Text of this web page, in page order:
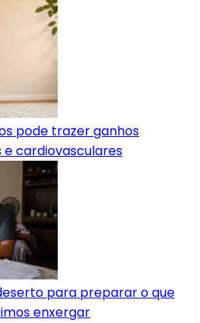
pode trazer ganhos
e cardiovasculares
para preparar o que
enxergar